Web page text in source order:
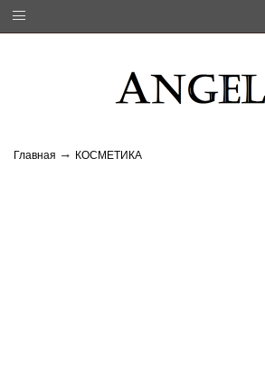
Главная КОСМЕТИКА